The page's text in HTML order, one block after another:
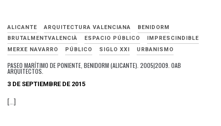
ALICANTE ARQUITECTURA VALENCIANA
BENIDORM
BRUTALMENTVALENCIÀ
ESPACIO PÚBLICO
IMPRESCINDIBLE
MERXE NAVARRO
PÚBLICO SIGLO XXI URBANISMO
PASEO MARÍTIMO DE PONIENTE, BENIDORM (ALICANTE). 2005|2009. OAB
ARQUITECTOS.
3 DE SEPTIEMBRE DE 2015
[…]